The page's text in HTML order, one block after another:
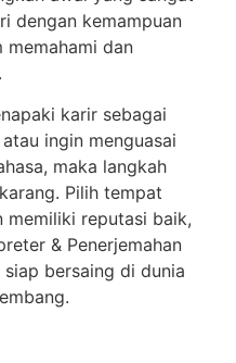
dengan kemampuan
memahami dan
karir sebagai
atau ingin menguasai
maka langkah
Pilih tempat
memiliki reputasi baik,
& Penerjemahan
bersaing di dunia